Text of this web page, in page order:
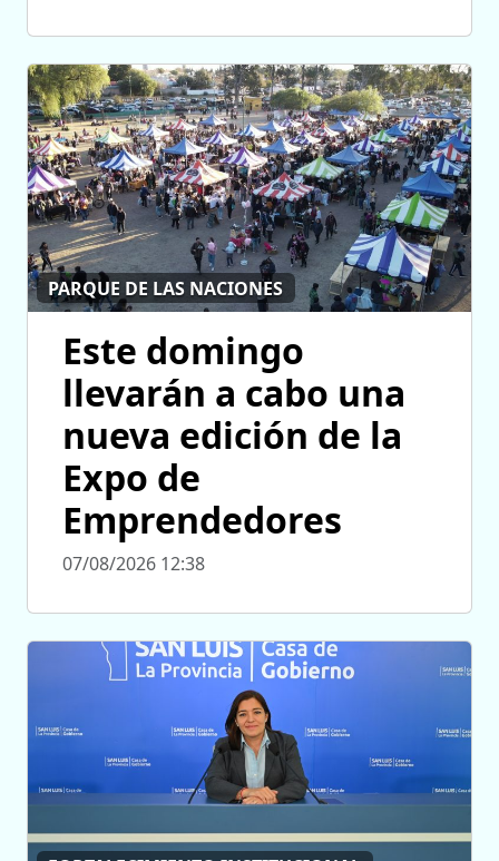
PARQUE DE LAS NACIONES
Este domingo
llevarán a cabo una
nueva edición de la
Expo de
Emprendedores
07/08/2026 12:38